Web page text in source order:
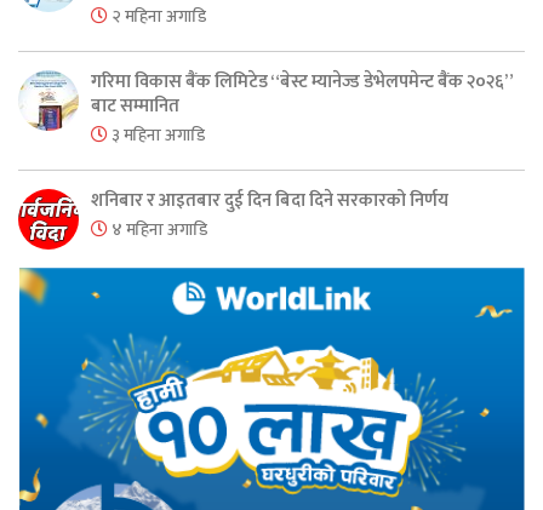
२ महिना अगाडि
गरिमा विकास बैंक लिमिटेड “बेस्ट म्यानेज्ड डेभेलपमेन्ट बैंक २०२६”
बाट सम्मानित
३ महिना अगाडि
शनिबार र आइतबार दुई दिन बिदा दिने सरकारको निर्णय
४ महिना अगाडि